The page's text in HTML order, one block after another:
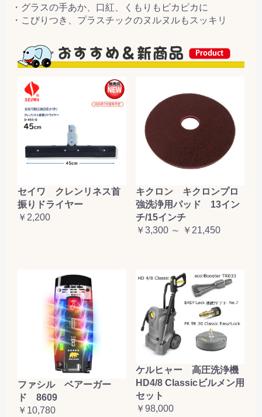
・グラスの手あか、口紅、くもりもピカピカに
・こびりつき、プラスチックのヌルヌルもスッキリ
セイワ クレンリネス首
振りドライヤー
￥2,200
キクロン キクロンプロ
強洗浄用パッド 13イン
チ/15インチ
￥3,300 ～ ￥21,450
ファシル ベアーガー
ド 8609
￥10,780
ケルヒャー 高圧洗浄機
HD4/8 Classicビルメン用
セット
￥98,000